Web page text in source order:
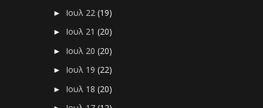
► Ιουλ 22(19)
► Ιουλ 21(20)
► Ιουλ 20(20)
► Ιουλ 19(22)
► Ιουλ 18(20)